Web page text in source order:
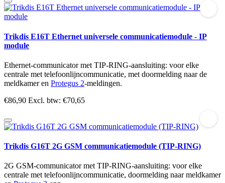
Trikdis E16T Ethernet universele communicatiemodule - IP
module
Ethernet-communicator met TIP-RING-aansluiting: voor elke
centrale met telefoonlijncommunicatie, met doormelding naar de
meldkamer en Protegus 2-meldingen.
€86,90 Excl. btw: €70,65
Trikdis G16T 2G GSM communicatiemodule (TIP-RING)
2G GSM-communicator met TIP-RING-aansluiting: voor elke
centrale met telefoonlijncommunicatie, doormelding naar meldkamer